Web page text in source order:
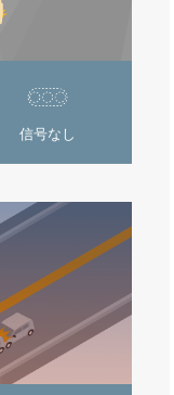
信号なし